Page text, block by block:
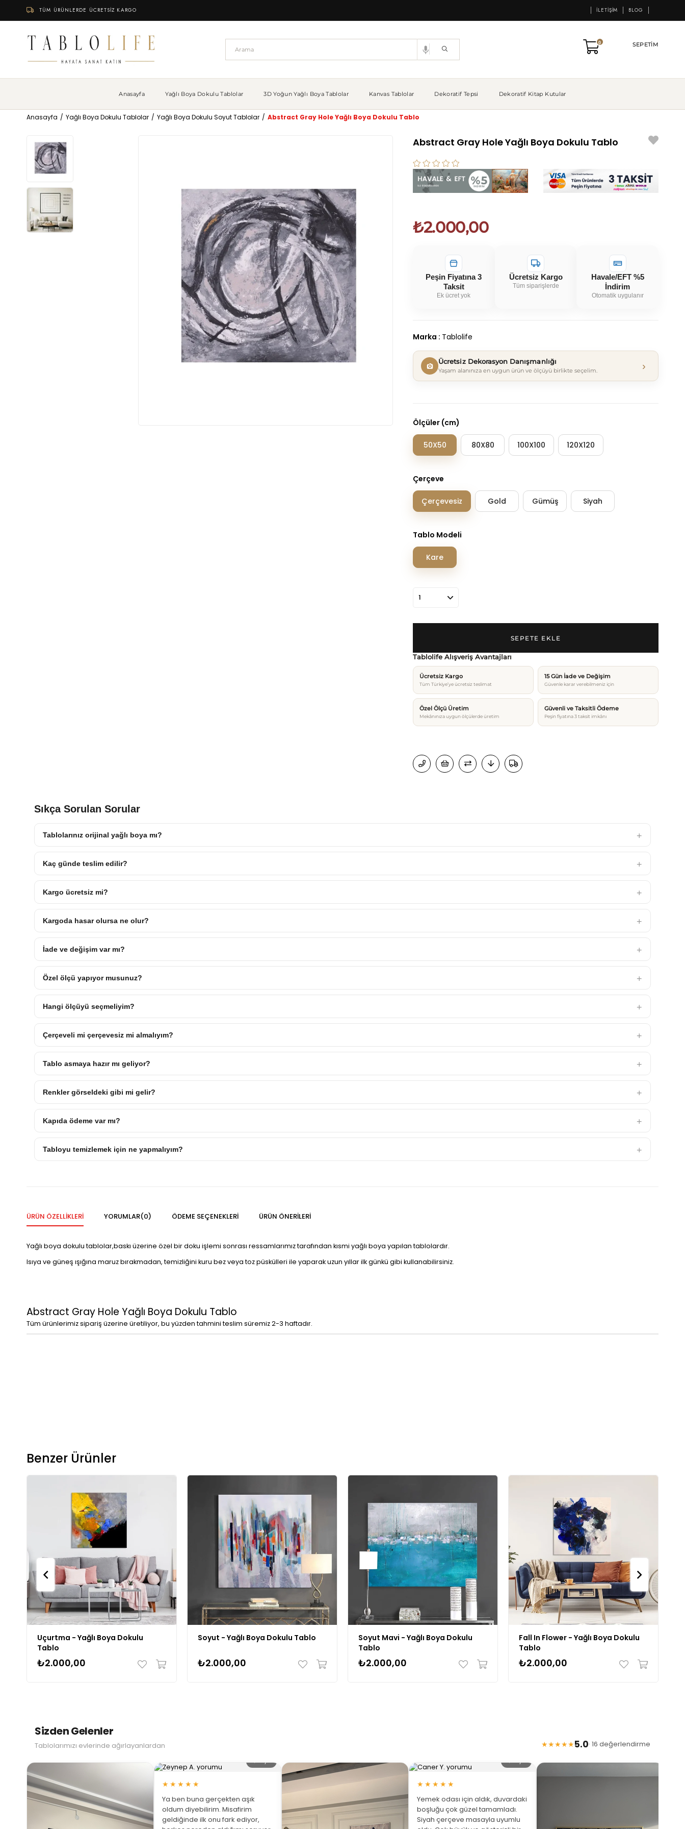
TÜM ÜRÜNLERDE ÜCRETSİZ KARGO İLETIŞIM BLOG
SEPETIM
0
Anasayfa Yağlı Boya Dokulu Tablolar 3D Yoğun Yağlı Boya Tablolar Kanvas Tablolar Dekoratif Tepsi Dekoratif Kitap Kutular
Anasayfa Yağlı Boya Dokulu Tablolar Yağlı Boya Dokulu Soyut Tablolar Abstract Gray Hole Yağlı Boya Dokulu Tablo
Abstract Gray Hole Yağlı Boya Dokulu Tablo
₺2.000,00
Peşin Fiyatına 3
Taksit
Ek ücret yok
Ücretsiz Kargo
Tüm siparişlerde
Havale/EFT %5
İndirim
Otomatik uygulanır
Marka : Tablolife
Ücretsiz Dekorasyon Danışmanlığı
Yaşam alanınıza en uygun ürün ve ölçüyü birlikte seçelim. ›
Ölçüler (cm)
50X50 80X80 100X100 120X120
Çerçeve
Çerçevesiz Gold Gümüş Siyah
Tablo Modeli
Kare
Tablolife Alışveriş Avantajları
Ücretsiz Kargo
Tüm Türkiye’ye ücretsiz teslimat
15 Gün İade ve Değişim
Güvenle karar verebilmeniz için
Özel Ölçü Üretim
Mekânınıza uygun ölçülerde üretim
Güvenli ve Taksitli Ödeme
Peşin fiyatına 3 taksit imkânı
Sıkça Sorulan Sorular
Tablolarınız orijinal yağlı boya mı?
Kaç günde teslim edilir?
Kargo ücretsiz mi?
Kargoda hasar olursa ne olur?
İade ve değişim var mı?
Özel ölçü yapıyor musunuz?
Hangi ölçüyü seçmeliyim?
Çerçeveli mi çerçevesiz mi almalıyım?
Tablo asmaya hazır mı geliyor?
Renkler görseldeki gibi mi gelir?
Kapıda ödeme var mı?
Tabloyu temizlemek için ne yapmalıyım?
ÜRÜN ÖZELLIKLERI YORUMLAR(0) ÖDEME SEÇENEKLERI ÜRÜN ÖNERILERI
Yağlı boya dokulu tablolar,baskı üzerine özel bir doku işlemi sonrası ressamlarımız tarafından kısmi yağlı boya yapılan tablolardır.
Isıya ve güneş ışığına maruz bırakmadan, temizliğini kuru bez veya toz püskülleri ile yaparak uzun yıllar ilk günkü gibi kullanabilirsiniz.
Abstract Gray Hole Yağlı Boya Dokulu Tablo
Tüm ürünlerimiz sipariş üzerine üretiliyor, bu yüzden tahmini teslim süremiz 2-3 haftadır.
Benzer Ürünler
Uçurtma - Yağlı Boya Dokulu
Tablo
₺2.000,00
Soyut - Yağlı Boya Dokulu Tablo
₺2.000,00
Soyut Mavi - Yağlı Boya Dokulu
Tablo
₺2.000,00
Fall In Flower - Yağlı Boya Dokulu
Tablo
₺2.000,00
Sizden Gelenler
Tablolarımızı evlerinde ağırlayanlardan ★★★★★5.0· 16 değerlendirme
🔍 Büyüt
★★★★★
Ya ben buna gerçekten aşık
oldum diyebilirim. Misafirim
geldiğinde ilk onu fark ediyor,
🔍 Büyüt
★★★★★
Yemek odası için aldık, duvardaki
boşluğu çok güzel tamamladı.
Siyah çerçeve masayla uyumlu